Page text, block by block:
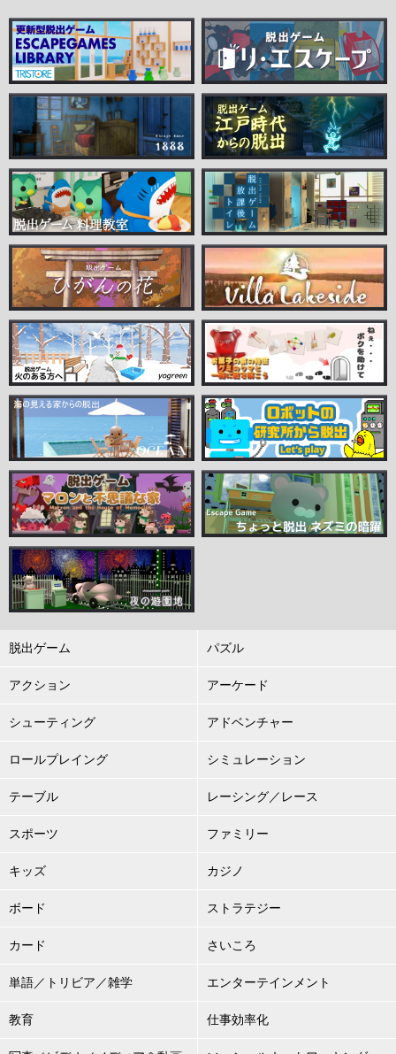
脱出ゲーム パズル
アクション アーケード
シューティング アドベンチャー
ロールプレイング シミュレーション
テーブル レーシング／レース
スポーツ ファミリー
キッズ カジノ
ボード ストラテジー
カード さいころ
単語／トリビア／雑学 エンターテインメント
教育 仕事効率化